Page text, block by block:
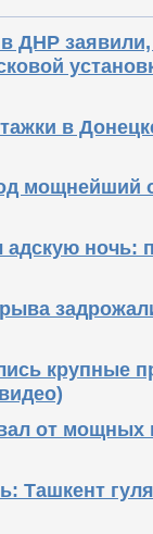
ДНР
в
мощнейший
ночь:
крупные
от мощных
Ташкент